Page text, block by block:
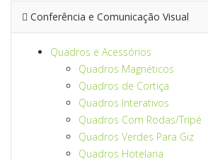
Conferência e Comunicação Visual
Quadros e Acessórios
Quadros Magnéticos
Quadros de Cortiça
Quadros Interativos
Quadros Com Rodas/Tripé
Quadros Verdes Para Giz
Quadros Hotelaria